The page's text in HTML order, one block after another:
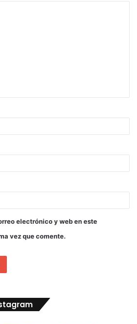
electrónico y web en este
vez que comente.